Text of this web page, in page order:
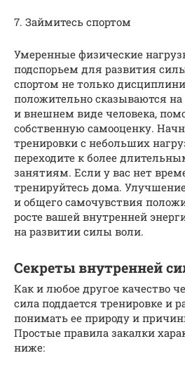
7. Займитесь спортом
Умеренные физические
подспорьем для развития
спортом не только
положительно сказываются на
и внешнем виде человека,
собственную самооценку.
тренировки с небольших
переходите к более
занятиям. Если у вас нет
тренируйтесь дома.
и общего самочувствия
росте вашей внутренней
на развитии силы воли.
Секреты внутренней
Как и любое другое качество
сила поддается тренировке и
понимать ее природу и
Простые правила закалки
ниже: